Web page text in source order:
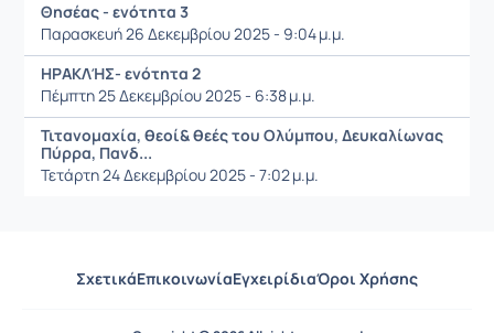
Θησέας - ενότητα 3
Παρασκευή 26 Δεκεμβρίου 2025 - 9:04 μ.μ.
ΗΡΑΚΛΉΣ- ενότητα 2
Πέμπτη 25 Δεκεμβρίου 2025 - 6:38 μ.μ.
Τιτανομαχία, θεοί& θεές του Ολύμπου, Δευκαλίωνας
Πύρρα, Πανδ...
Τετάρτη 24 Δεκεμβρίου 2025 - 7:02 μ.μ.
ΣχετικάΕπικοινωνίαΕγχειρίδιαΌροι Χρήσης